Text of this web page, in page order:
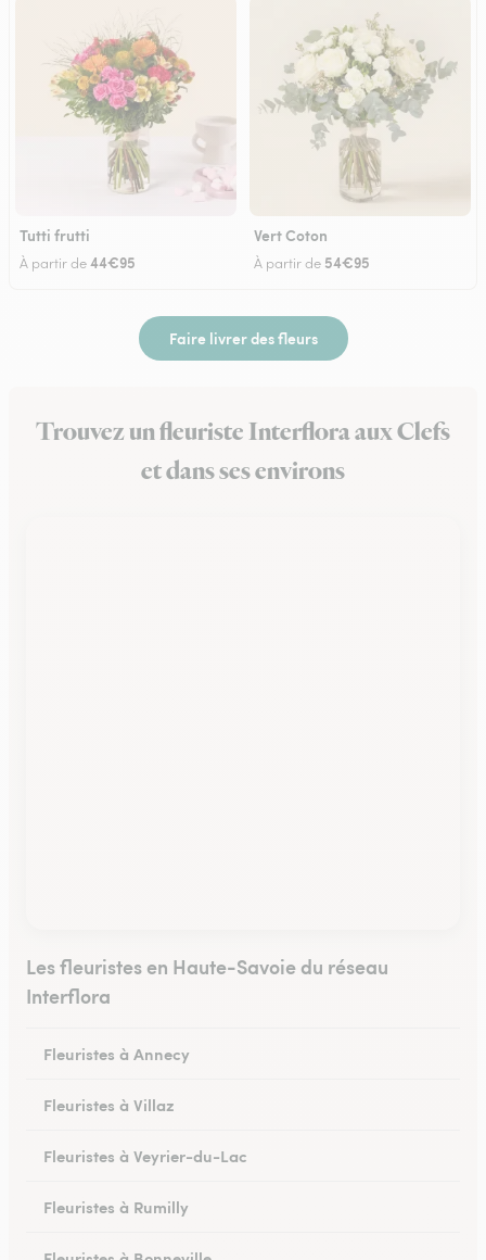
Tutti frutti
À partir de44€95
Vert Coton
À partir de 54€95
Faire livrer des fleurs
Trouvez un fleuriste Interflora aux Clefs
et dans ses environs
Les fleuristes en Haute-Savoie du réseau
Interflora
Fleuristes à Annecy
Fleuristes à Villaz
Fleuristes à Veyrier-du-Lac
Fleuristes à Rumilly